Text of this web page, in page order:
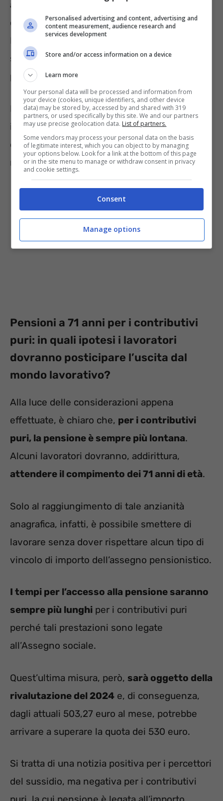
anticipata contributiva
, alla quale si accede
con 64 anni di età e 20 anni di contribuzione.
Ma, anche in questo caso, è richiesto uno
specifico presupposto legato all’importo della
pensione.
La prestazione, infatti, non deve essere
inferiore a 2,8 volte l’Assegno sociale, cioè
deve essere almeno pari a 1.409 euro al
mese.
Pensioni a 71 anni per i contributivi
puri: in quali ipotesi i lavoratori
dovranno posticipare l’uscita dal
mondo lavorativo?
Alla luce delle considerazioni appena
effettuate, è chiaro che, per i contributivi
puri, la pensione è sempre più lontana.
Alcuni lavoratori dovranno, addirittura,
attendere il compimento dei 71 anni di età.
Solo al raggiungimento di tale anzianità
anagrafica, infatti, è possibile smettere di
lavorare senza dover rispettare alcun tipo di
vincolo di importo dell’assegno pensionistico.
I tempi per l’accesso alla pensione saranno
sempre più lunghi per i contributivi puri
perché tali prestazioni sono legate
all’Assegno sociale.
Quest’ultima misura, però, sarà oggetto della
rivalutazione del 2024 e, di conseguenza,
dagli attuali 503,27 euro al mese, potrebbe
arrivare a superare la quota dei 530 euro.
Si tratta di una notizia positiva per i percettori
del sussidio, ma negativa per i contributivi
Personalised advertising and content, advertising and
content measurement, audience research and
services development
Store and/or access information on a device
Learn more
Your personal data will be processed and information from
your device (cookies, unique identifiers, and other device
data) may be stored by, accessed by and shared with 319
partners, or used specifically by this site. We and our partners
may use precise geolocation data. List of partners.
Some vendors may process your personal data on the basis
of legitimate interest, which you can object to by managing
your options below. Look for a link at the bottom of this page
or in the site menu to manage or withdraw consent in privacy
and cookie settings.
Consent
Manage options